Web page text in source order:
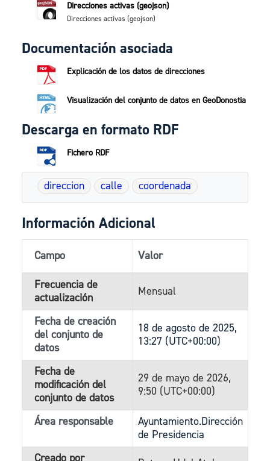
Direcciones activas (geojson)
Direcciones activas (geojson)
Documentación asociada
Explicación de los datos de direcciones
Visualización del conjunto de datos en GeoDonostia
Descarga en formato RDF
Fichero RDF
direccion calle coordenada
Información Adicional
Campo Valor
Frecuencia de
actualización
Mensual
Fecha de creación
del conjunto de
datos
18 de agosto de 2025,
13:27 (UTC+00:00)
Fecha de
modificación del
conjunto de datos
29 de mayo de 2026,
9:50 (UTC+00:00)
Área responsable
Ayuntamiento.Dirección
de Presidencia